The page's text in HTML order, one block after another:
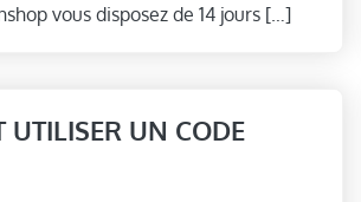
vous disposez de 14 jours […]
UTILISER UN CODE